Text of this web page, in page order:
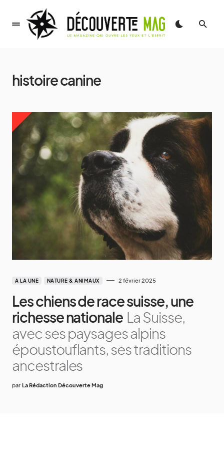
histoire canine
A LA UNE NATURE & ANIMAUX 2 février 2025
Les chiens de race suisse, une
richesse nationale La Suisse,
avec ses paysages alpins
époustouflants, ses traditions
ancestrales
par La Rédaction Découverte Mag